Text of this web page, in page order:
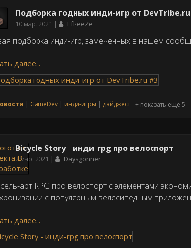
Подборка годных инди-игр от
Дата
10 мар. 2021 EfReeZe
подборка инди-игр, замеченных в нашем
далее...
GameDev инди-игры дайджест + показать еще 5
Bicycle Story - инди-rpg про велоспорт
Дата
публикации
2 мар. 2021 Daysgonner
арт RPG про велоспорт с элементами
с популярным велосипедным
далее...